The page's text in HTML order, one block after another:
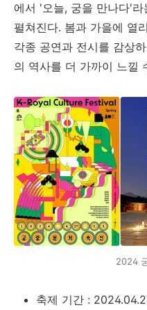
에서 '오늘, 궁을 만나다'
펼쳐진다. 봄과 가을에 열
각종 공연과 전시를 감상
의 역사를 더 가까이 느낄
2024
축제 기간 :